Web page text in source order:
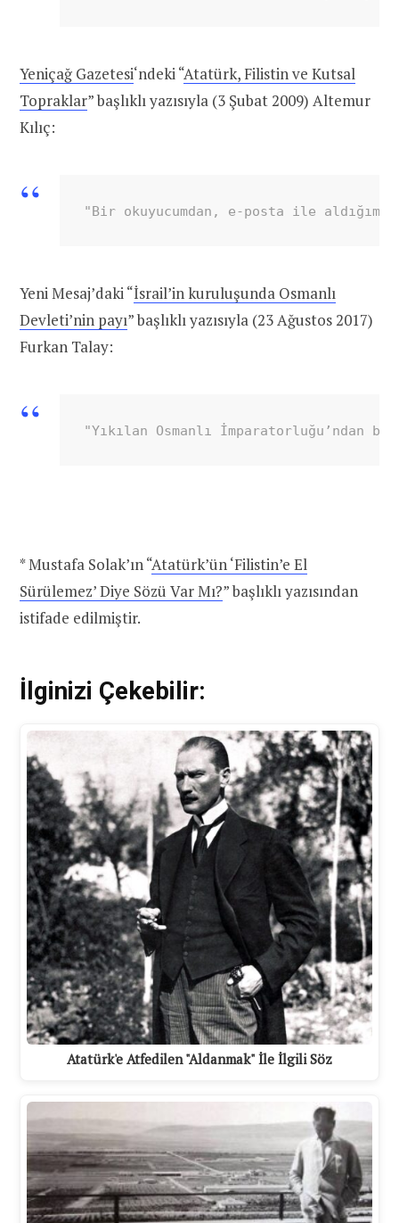
Yeniçağ Gazetesi‘ndeki “Atatürk, Filistin ve Kutsal
Topraklar” başlıklı yazısıyla (3 Şubat 2009) Altemur
Kılıç:
"Bir okuyucumdan, e-posta ile
Yeni Mesaj’daki “İsrail’in kuruluşunda Osmanlı
Devleti’nin payı” başlıklı yazısıyla (23 Ağustos 2017)
Furkan Talay:
"Yıkılan Osmanlı
* Mustafa Solak’ın “Atatürk’ün ‘Filistin’e El
Sürülemez’ Diye Sözü Var Mı?” başlıklı yazısından
istifade edilmiştir.
İlginizi Çekebilir:
Atatürk'e Atfedilen "Aldanmak" İle İlgili Söz